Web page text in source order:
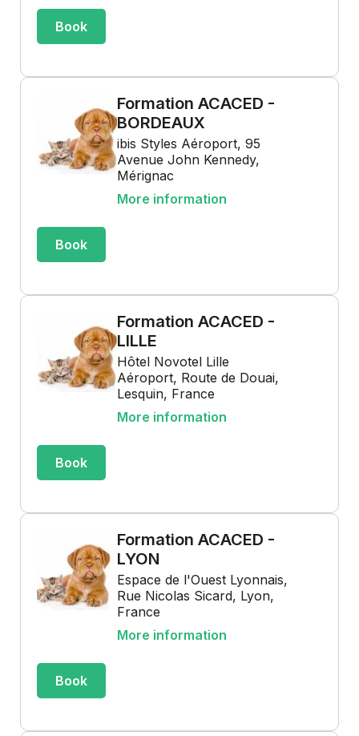
Book
Formation ACACED -
BORDEAUX
ibis Styles Aéroport, 95
Avenue John Kennedy,
Mérignac
More information
Book
Formation ACACED -
LILLE
Hôtel Novotel Lille
Aéroport, Route de Douai,
Lesquin, France
More information
Book
Formation ACACED -
LYON
Espace de l'Ouest Lyonnais,
Rue Nicolas Sicard, Lyon,
France
More information
Book